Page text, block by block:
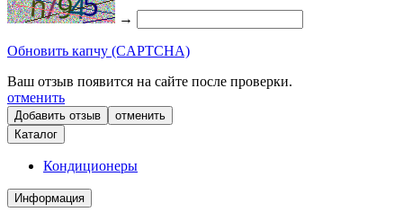
→
Обновить капчу (CAPTCHA)
Ваш отзыв появится на сайте после проверки.
отменить
отменить
Каталог
Кондиционеры
Информация